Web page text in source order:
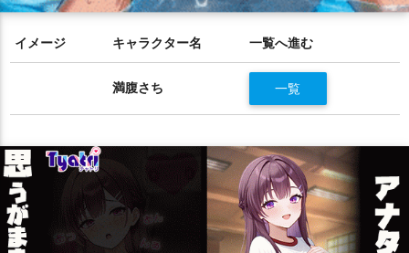
イメージ キャラクター名 一覧へ進む
満腹さち 一覧